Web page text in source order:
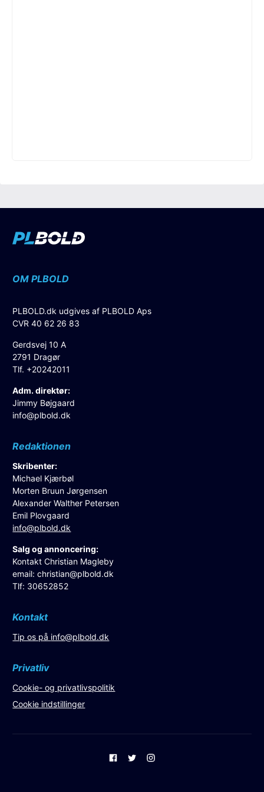
OM PLBOLD
PLBOLD.dk udgives af PLBOLD Aps
CVR 40 62 26 83
Gerdsvej 10 A
2791 Dragør
Tlf. +20242011
Adm. direktør:
Jimmy Bøjgaard
info@plbold.dk
Redaktionen
Skribenter:
Michael Kjærbøl
Morten Bruun Jørgensen
Alexander Walther Petersen
Emil Plovgaard
info@plbold.dk
Salg og annoncering:
Kontakt Christian Magleby
email:christian@plbold.dk
Tlf: 30652852
Kontakt
Tip os på info@plbold.dk
Privatliv
Cookie- og privatlivspolitik
Cookie indstillinger